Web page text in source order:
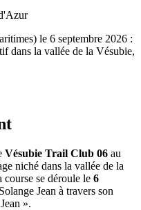
le 6 septembre 2026 :
dans la vallée de la Vésubie,
Vésubie Trail Club 06 au
niché dans la vallée de la
se déroule le 6
Jean à travers son
».